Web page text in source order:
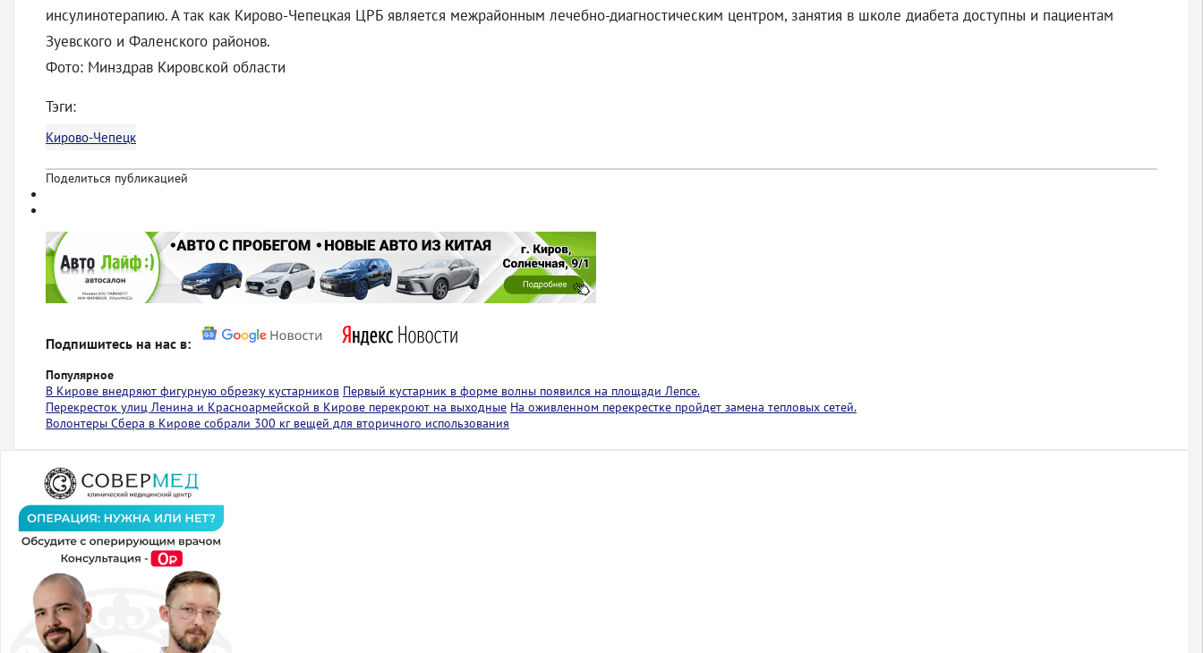
инсулинотерапию. А так как Кирово-Чепецкая ЦРБ является межрайонным лечебно-диагностическим центром, занятия в школе диабета доступны и пациентам
Зуевского и Фаленского районов.
Фото: Минздрав Кировской области
Тэги:
Кирово-Чепецк
Поделиться публикацией
Подпишитесь на нас в:
Популярное
В Кирове внедряют фигурную обрезку кустарников Первый кустарник в форме волны появился на площади Лепсе.
Перекресток улиц Ленина и Красноармейской в Кирове перекроют на выходные На оживленном перекрестке пройдет замена тепловых сетей.
Волонтеры Сбера в Кирове собрали 300 кг вещей для вторичного использования